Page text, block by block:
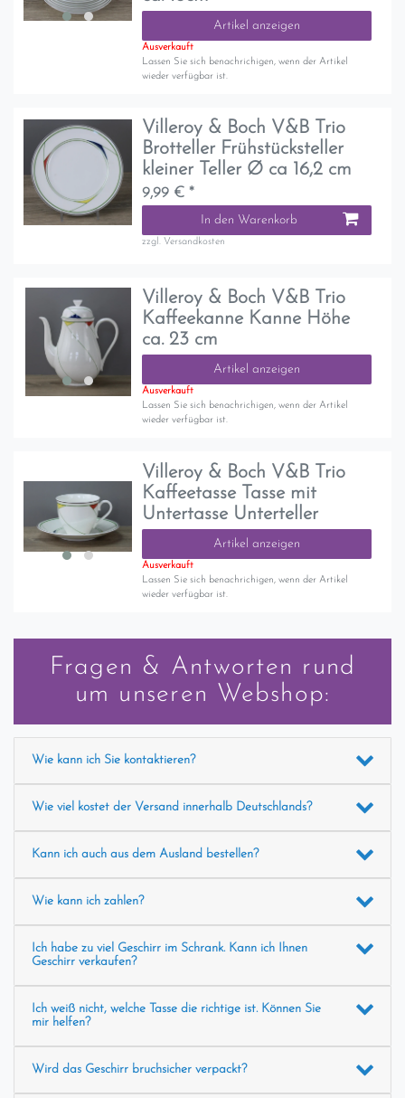
Artikel anzeigen
Ausverkauft
Lassen Sie sich benachrichigen, wenn der Artikel
wieder verfügbar ist.
Villeroy & Boch V&B Trio
Brotteller Frühstücksteller
kleiner Teller Ø ca 16,2 cm
9,99 € *
In den Warenkorb
zzgl. Versandkosten
Villeroy & Boch V&B Trio
Kaffeekanne Kanne Höhe
ca. 23 cm
Artikel anzeigen
Ausverkauft
Lassen Sie sich benachrichigen, wenn der Artikel
wieder verfügbar ist.
Villeroy & Boch V&B Trio
Kaffeetasse Tasse mit
Untertasse Unterteller
Artikel anzeigen
Ausverkauft
Lassen Sie sich benachrichigen, wenn der Artikel
wieder verfügbar ist.
Fragen & Antworten rund
um unseren Webshop:
Wie kann ich Sie kontaktieren?
Wie viel kostet der Versand innerhalb Deutschlands?
Kann ich auch aus dem Ausland bestellen?
Wie kann ich zahlen?
Ich habe zu viel Geschirr im Schrank. Kann ich Ihnen
Geschirr verkaufen?
Ich weiß nicht, welche Tasse die richtige ist. Können Sie
mir helfen?
Wird das Geschirr bruchsicher verpackt?